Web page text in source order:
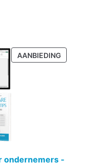
AANBIEDING
IN
ondernemers -